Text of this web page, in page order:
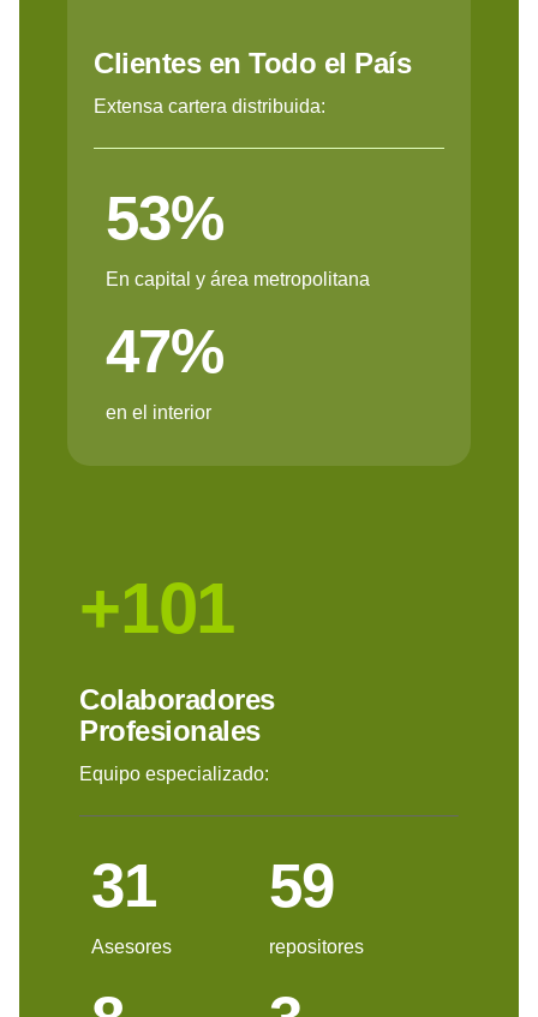
Clientes en Todo el País
Extensa cartera distribuida:
53%
En capital y área metropolitana
47%
en el interior
+101
Colaboradores
Profesionales
Equipo especializado:
31
Asesores
59
repositores